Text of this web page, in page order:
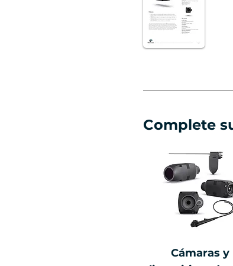
Complete
Cámaras y